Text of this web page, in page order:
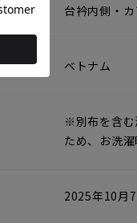
台衿内側・
ベトナム
※別布を含む
ため、お洗
2025年10月7